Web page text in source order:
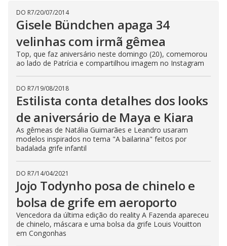
e
o
DO R7/20/07/2014
Gisele Bündchen apaga 34
velinhas com irmã gêmea
Top, que faz aniversário neste domingo (20), comemorou
ao lado de Patrícia e compartilhou imagem no Instagram
DO R7/19/08/2018
Estilista conta detalhes dos looks
de aniversário de Maya e Kiara
As gêmeas de Natália Guimarães e Leandro usaram
modelos inspirados no tema "A bailarina" feitos por
badalada grife infantil
DO R7/14/04/2021
Jojo Todynho posa de chinelo e
bolsa de grife em aeroporto
Vencedora da última edição do reality A Fazenda apareceu
de chinelo, máscara e uma bolsa da grife Louis Vouitton
em Congonhas